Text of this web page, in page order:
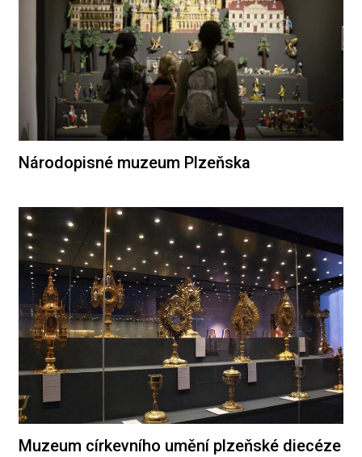
Národopisné muzeum Plzeňska
Muzeum církevního umění plzeňské diecéze